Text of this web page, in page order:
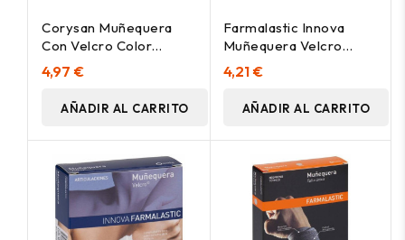
Corysan Muñequera
Con Velcro Color
Beige, 1 Ud
4,97 €
AÑADIR AL CARRITO
Farmalastic Innova
Muñequera Velcro
Blanco Talla
Pequeña/Mediana, 1 Ud
4,21 €
AÑADIR AL CARRITO